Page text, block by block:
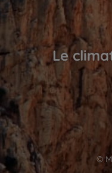
©
Le